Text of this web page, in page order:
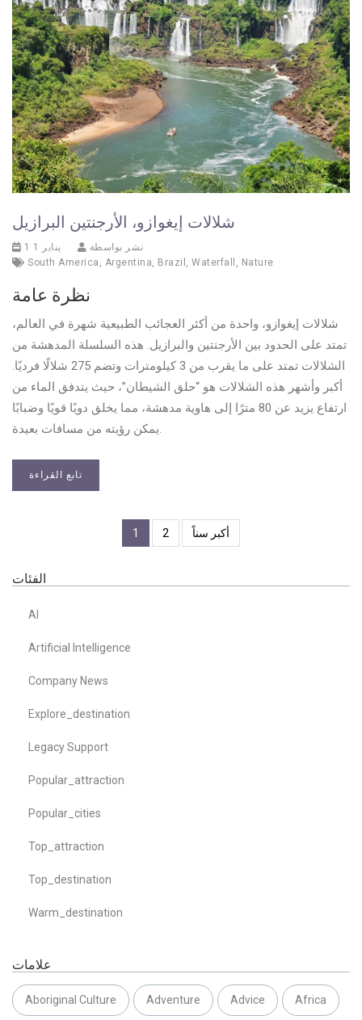
شلالات إيغوازو، الأرجنتين البرازيل
1 يناير 1
نشر بواسطة
South America , Argentina, Brazil , Waterfall , Nature
نظرة عامة
شلالات إيغوازو، واحدة من أكثر العجائب الطبيعية شهرة في العالم،
تمتد على الحدود بين الأرجنتين والبرازيل. هذه السلسلة المدهشة من
الشلالات تمتد على ما يقرب من 3 كيلومترات وتضم 275 شلالًا فرديًا.
أكبر وأشهر هذه الشلالات هو “حلق الشيطان”، حيث يتدفق الماء من
ارتفاع يزيد عن 80 مترًا إلى هاوية مدهشة، مما يخلق دويًا قويًا وضبابًا
يمكن رؤيته من مسافات بعيدة.
تابع القراءة
1 2 أكبر سناً
الفئات
AI
Artificial Intelligence
Company News
Explore_destination
Legacy Support
Popular_attraction
Popular_cities
Top_attraction
Top_destination
Warm_destination
علامات
Aboriginal Culture Adventure Advice Africa